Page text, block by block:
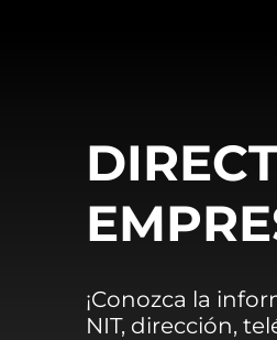
¡Conozca la
NIT, dirección,